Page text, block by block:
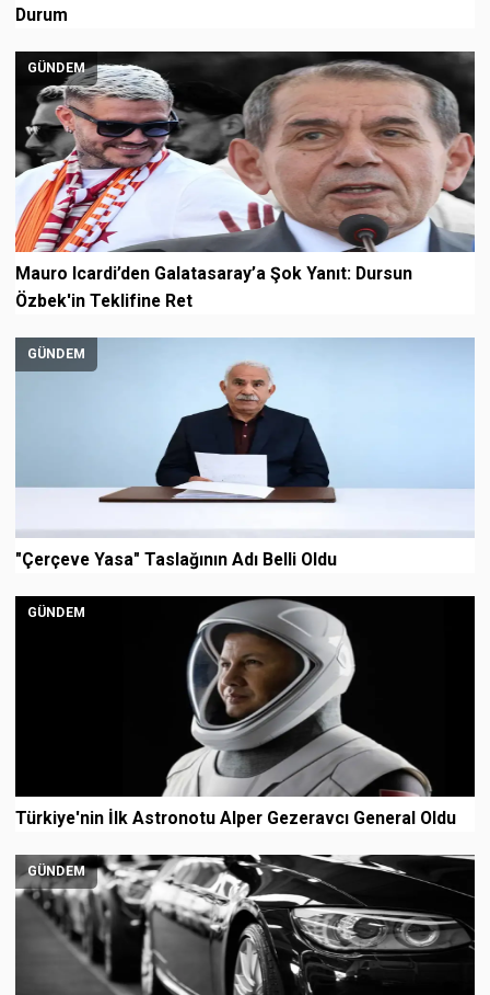
Durum
GÜNDEM
Mauro Icardi’den Galatasaray’a Şok Yanıt: Dursun
Özbek'in Teklifine Ret
GÜNDEM
"Çerçeve Yasa" Taslağının Adı Belli Oldu
GÜNDEM
Türkiye'nin İlk Astronotu Alper Gezeravcı General Oldu
GÜNDEM